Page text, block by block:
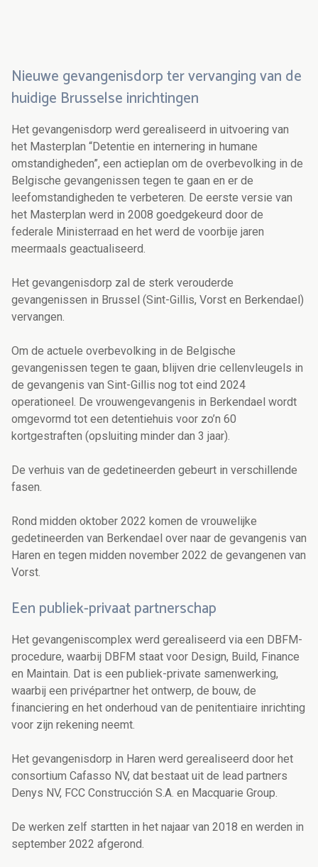
Nieuwe gevangenisdorp ter vervanging van de
huidige Brusselse inrichtingen
Het gevangenisdorp werd gerealiseerd in uitvoering van
het Masterplan “Detentie en internering in humane
omstandigheden”, een actieplan om de overbevolking in de
Belgische gevangenissen tegen te gaan en er de
leefomstandigheden te verbeteren. De eerste versie van
het Masterplan werd in 2008 goedgekeurd door de
federale Ministerraad en het werd de voorbije jaren
meermaals geactualiseerd.
Het gevangenisdorp zal de sterk verouderde
gevangenissen in Brussel (Sint-Gillis, Vorst en Berkendael)
vervangen.
Om de actuele overbevolking in de Belgische
gevangenissen tegen te gaan, blijven drie cellenvleugels in
de gevangenis van Sint-Gillis nog tot eind 2024
operationeel. De vrouwengevangenis in Berkendael wordt
omgevormd tot een detentiehuis voor zo’n 60
kortgestraften (opsluiting minder dan 3 jaar).
De verhuis van de gedetineerden gebeurt in verschillende
fasen.
Rond midden oktober 2022 komen de vrouwelijke
gedetineerden van Berkendael over naar de gevangenis van
Haren en tegen midden november 2022 de gevangenen van
Vorst.
Een publiek-privaat partnerschap
Het gevangeniscomplex werd gerealiseerd via een DBFM-
procedure, waarbij DBFM staat voor Design, Build, Finance
en Maintain. Dat is een publiek-private samenwerking,
waarbij een privépartner het ontwerp, de bouw, de
financiering en het onderhoud van de penitentiaire inrichting
voor zijn rekening neemt.
Het gevangenisdorp in Haren werd gerealiseerd door het
consortium Cafasso NV, dat bestaat uit de lead partners
Denys NV, FCC Construcción S.A. en Macquarie Group.
De werken zelf startten in het najaar van 2018 en werden in
september 2022 afgerond.